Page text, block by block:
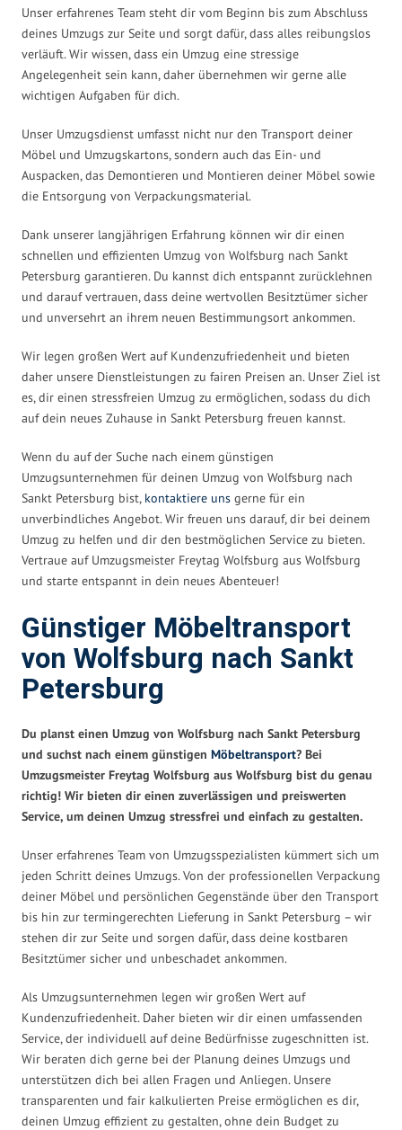
Unser erfahrenes Team steht dir vom Beginn bis zum Abschluss
deines Umzugs zur Seite und sorgt dafür, dass alles reibungslos
verläuft. Wir wissen, dass ein Umzug eine stressige
Angelegenheit sein kann, daher übernehmen wir gerne alle
wichtigen Aufgaben für dich.
Unser Umzugsdienst umfasst nicht nur den Transport deiner
Möbel und Umzugskartons, sondern auch das Ein- und
Auspacken, das Demontieren und Montieren deiner Möbel sowie
die Entsorgung von Verpackungsmaterial.
Dank unserer langjährigen Erfahrung können wir dir einen
schnellen und effizienten Umzug von Wolfsburg nach Sankt
Petersburg garantieren. Du kannst dich entspannt zurücklehnen
und darauf vertrauen, dass deine wertvollen Besitztümer sicher
und unversehrt an ihrem neuen Bestimmungsort ankommen.
Wir legen großen Wert auf Kundenzufriedenheit und bieten
daher unsere Dienstleistungen zu fairen Preisen an. Unser Ziel ist
es, dir einen stressfreien Umzug zu ermöglichen, sodass du dich
auf dein neues Zuhause in Sankt Petersburg freuen kannst.
Wenn du auf der Suche nach einem günstigen
Umzugsunternehmen für deinen Umzug von Wolfsburg nach
Sankt Petersburg bist, kontaktiere uns gerne für ein
unverbindliches Angebot. Wir freuen uns darauf, dir bei deinem
Umzug zu helfen und dir den bestmöglichen Service zu bieten.
Vertraue auf Umzugsmeister Freytag Wolfsburg aus Wolfsburg
und starte entspannt in dein neues Abenteuer!
Günstiger Möbeltransport
von Wolfsburg nach Sankt
Petersburg
Du planst einen Umzug von Wolfsburg nach Sankt Petersburg
und suchst nach einem günstigen Möbeltransport? Bei
Umzugsmeister Freytag Wolfsburg aus Wolfsburg bist du genau
richtig! Wir bieten dir einen zuverlässigen und preiswerten
Service, um deinen Umzug stressfrei und einfach zu gestalten.
Unser erfahrenes Team von Umzugsspezialisten kümmert sich um
jeden Schritt deines Umzugs. Von der professionellen Verpackung
deiner Möbel und persönlichen Gegenstände über den Transport
bis hin zur termingerechten Lieferung in Sankt Petersburg – wir
stehen dir zur Seite und sorgen dafür, dass deine kostbaren
Besitztümer sicher und unbeschadet ankommen.
Als Umzugsunternehmen legen wir großen Wert auf
Kundenzufriedenheit. Daher bieten wir dir einen umfassenden
Service, der individuell auf deine Bedürfnisse zugeschnitten ist.
Wir beraten dich gerne bei der Planung deines Umzugs und
unterstützen dich bei allen Fragen und Anliegen. Unsere
transparenten und fair kalkulierten Preise ermöglichen es dir,
deinen Umzug effizient zu gestalten, ohne dein Budget zu